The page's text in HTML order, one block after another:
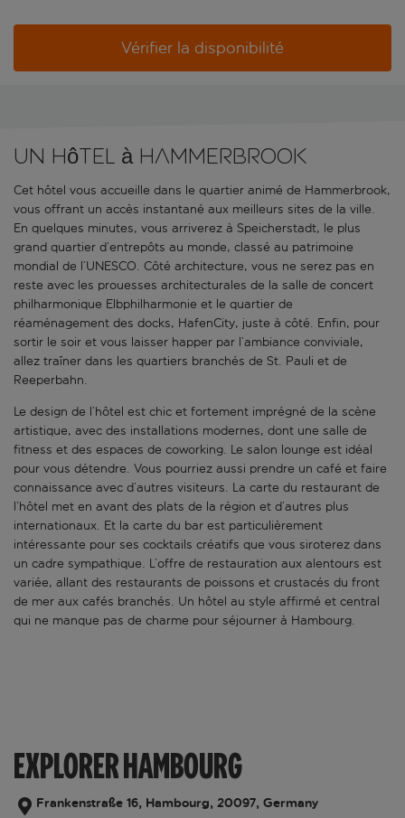
Vérifier la disponibilité
Un hôtel à Hammerbrook
Cet hôtel vous accueille dans le quartier animé de Hammerbrook,
vous offrant un accès instantané aux meilleurs sites de la ville.
En quelques minutes, vous arriverez à Speicherstadt, le plus
grand quartier d’entrepôts au monde, classé au patrimoine
mondial de l’UNESCO. Côté architecture, vous ne serez pas en
reste avec les prouesses architecturales de la salle de concert
philharmonique Elbphilharmonie et le quartier de
réaménagement des docks, HafenCity, juste à côté. Enfin, pour
sortir le soir et vous laisser happer par l’ambiance conviviale,
allez traîner dans les quartiers branchés de St. Pauli et de
Reeperbahn.
Le design de l’hôtel est chic et fortement imprégné de la scène
artistique, avec des installations modernes, dont une salle de
fitness et des espaces de coworking. Le salon lounge est idéal
pour vous détendre. Vous pourriez aussi prendre un café et faire
connaissance avec d’autres visiteurs. La carte du restaurant de
l’hôtel met en avant des plats de la région et d’autres plus
internationaux. Et la carte du bar est particulièrement
intéressante pour ses cocktails créatifs que vous siroterez dans
un cadre sympathique. L’offre de restauration aux alentours est
variée, allant des restaurants de poissons et crustacés du front
de mer aux cafés branchés. Un hôtel au style affirmé et central
qui ne manque pas de charme pour séjourner à Hambourg.
EXPLORER HAMBOURG
Frankenstraße 16, Hambourg, 20097, Germany